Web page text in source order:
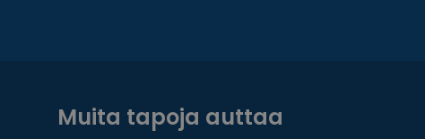
Muita tapoja auttaa